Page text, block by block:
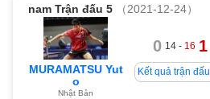
nam Trận đấu 5 （2021-12-24）
MURAMATSU Yut
o
Nhật Bản
0 14 - 16 1
Kết quả trận đấu